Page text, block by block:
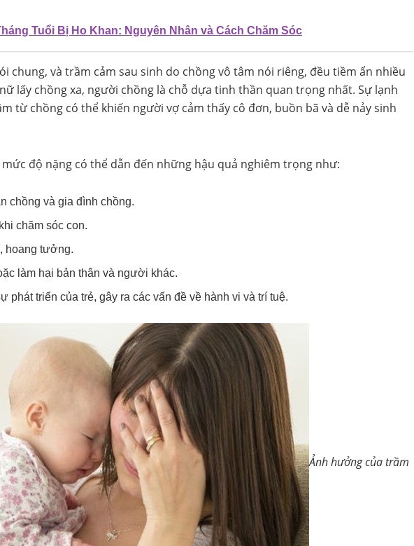
Tuổi Bị Ho Khan: Nguyên Nhân và Cách Chăm Sóc
chung, và trầm cảm sau sinh do chồng vô tâm nói riêng, đều tiềm ẩn nhiều
lấy chồng xa, người chồng là chỗ dựa tinh thần quan trọng nhất. Sự lạnh
từ chồng có thể khiến người vợ cảm thấy cô đơn, buồn bã và dễ nảy sinh
độ nặng có thể dẫn đến những hậu quả nghiêm trọng như:
chồng và gia đình chồng.
chăm sóc con.
hoang tưởng.
làm hại bản thân và người khác.
phát triển của trẻ, gây ra các vấn đề về hành vi và trí tuệ.
Ảnh hưởng của trầm